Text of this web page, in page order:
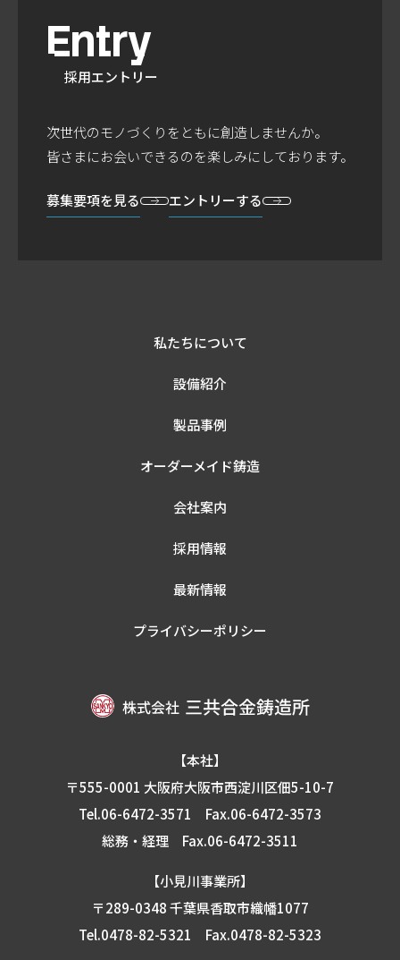
Entry
採用エントリー
次世代のモノづくりをともに創造しませんか。
皆さまにお会いできるのを楽しみにしております。
募集要項を見る エントリーする
私たちについて
設備紹介
製品事例
オーダーメイド鋳造
会社案内
採用情報
最新情報
プライバシーポリシー
【本社】
〒555-0001 大阪府大阪市西淀川区佃5-10-7
Tel.06-6472-3571 Fax.06-6472-3573
総務・経理 Fax.06-6472-3511
【小見川事業所】
〒289-0348 千葉県香取市織幡1077
Tel.0478-82-5321 Fax.0478-82-5323